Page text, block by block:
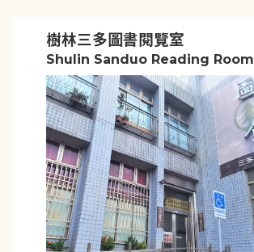
樹林三多圖書閱覽室
Shulin Sanduo Reading Room